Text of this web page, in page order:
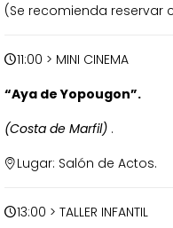
(Se recomienda reservar
11:00 > MINI CINEMA
“Aya de Yopougon”.
(Costa de Marfil) .
Lugar: Salón de Actos.
13:00 > TALLER INFANTIL